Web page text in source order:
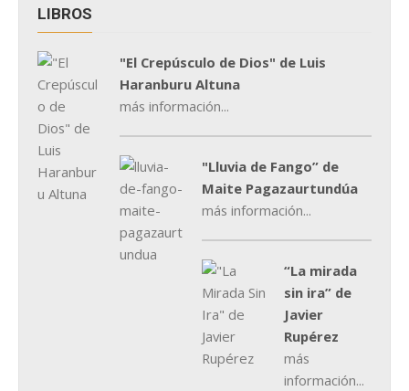
LIBROS
"El Crepúsculo de Dios" de Luis
Haranburu Altuna
más información...
"Lluvia de Fango” de
Maite Pagazaurtundúa
más información...
“La mirada
sin ira” de
Javier
Rupérez
más
información...